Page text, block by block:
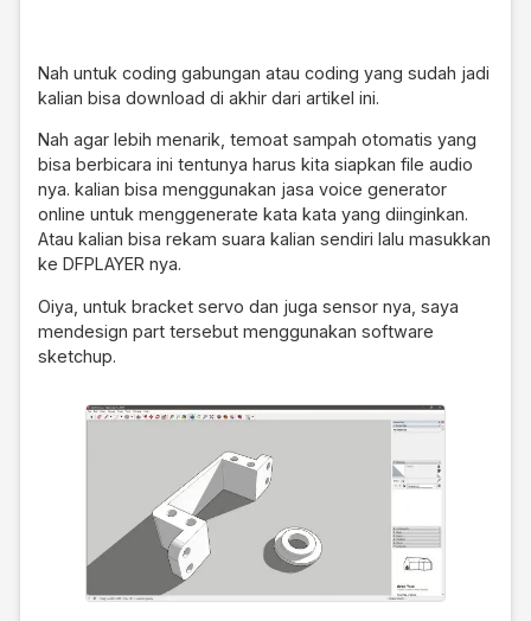
Nah untuk coding gabungan atau coding yang sudah jadi
kalian bisa download di akhir dari artikel ini.
Nah agar lebih menarik, temoat sampah otomatis yang
bisa berbicara ini tentunya harus kita siapkan file audio
nya. kalian bisa menggunakan jasa voice generator
online untuk menggenerate kata kata yang diinginkan.
Atau kalian bisa rekam suara kalian sendiri lalu masukkan
ke DFPLAYER nya.
Oiya, untuk bracket servo dan juga sensor nya, saya
mendesign part tersebut menggunakan software
sketchup.